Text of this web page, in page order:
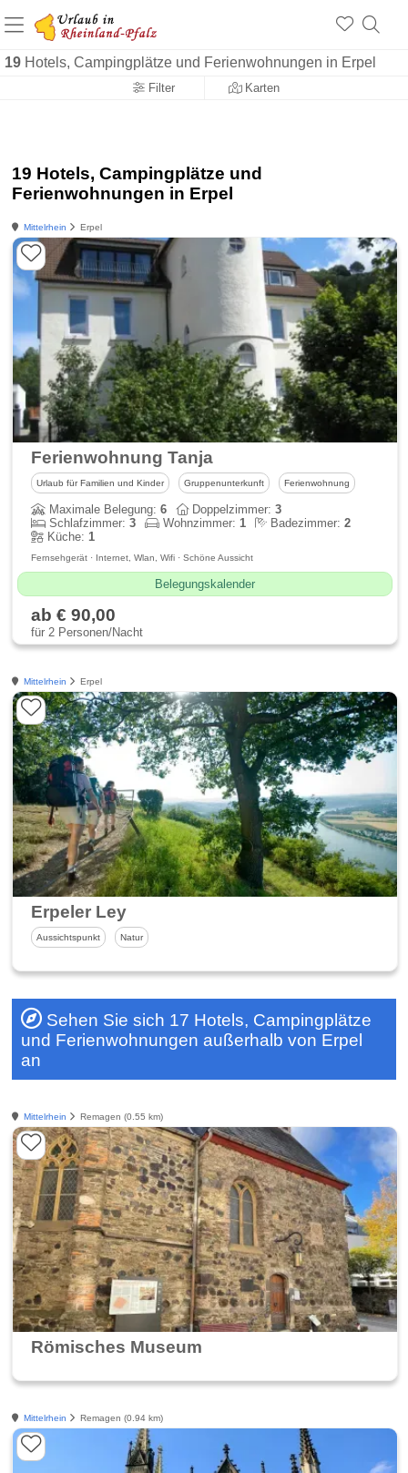
19 Hotels, Campingplätze und Ferienwohnungen in Erpel
Filter Karten
+1.500 Unterkünfte in Rheinland-Pfalz
+1.000 Sehenswürdigkeiten
Über 25 Jahre online
19 Hotels, Campingplätze und
Ferienwohnungen in Erpel
Mittelrhein Erpel
Ferienwohnung Tanja
Urlaub für Familien und Kinder Gruppenunterkunft Ferienwohnung
Maximale Belegung:6 Doppelzimmer:3
Schlafzimmer:3 Wohnzimmer:1 Badezimmer:2
Küche:1
Fernsehgerät · Internet, Wlan, Wifi · Schöne Aussicht
Belegungskalender
ab € 90,00
für 2 Personen/Nacht
Mittelrhein Erpel
Erpeler Ley
Aussichtspunkt Natur
Sehen Sie sich 17 Hotels, Campingplätze
und Ferienwohnungen außerhalb von Erpel
an
Mittelrhein Remagen (0.55 km)
Römisches Museum
Mittelrhein Remagen (0.94 km)